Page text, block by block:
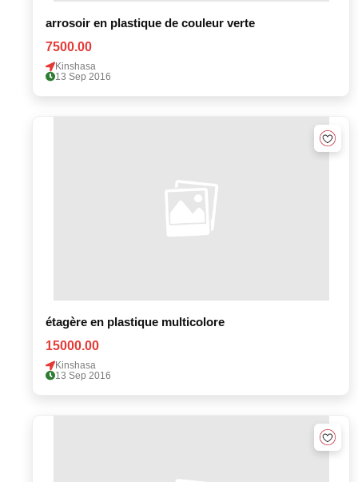
arrosoir en plastique de couleur verte
7500.00
Kinshasa
13 Sep 2016
étagère en plastique multicolore
15000.00
Kinshasa
13 Sep 2016